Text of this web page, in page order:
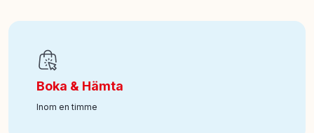
Art nr:100-464011206
Boka & Hämta
Inom en timme